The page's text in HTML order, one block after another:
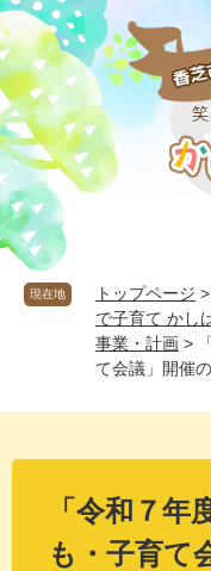
ペ
ー
ジ
の
先
頭
で
す
。
メ
ニ
ュ
ー
を
飛
ば
し
て
本
文
現在地 トップページ >
で子育て かし
事業・計画 >
て会議」開催
文
「令和７年
も・子育て